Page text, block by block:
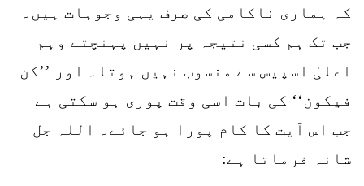
کہ ہماری ناکامی کی صرف یہی وجوہات ہیں۔
جب تک ہم کسی نتیجہ پر نہیں پہنچتے وہم
اعلیٰ اسپیس سے منسوب نہیں ہوتا۔ اور ’’کن
فیکون‘‘ کی بات اسی وقت پوری ہو سکتی ہے
جب اس آیت کا کام پورا ہو جائے۔ اللہ جل
شانہ فرماتا ہے: